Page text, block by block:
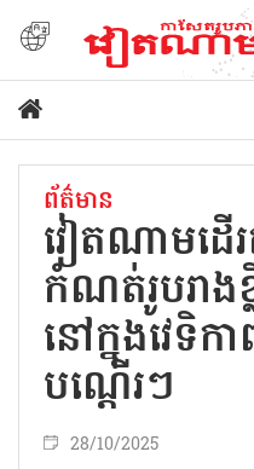
ព័ត៌មាន
វៀតណាមដើ
កំណត់រូបរាង
នៅក្នុងវេទិក
បណ្ដើរៗ
28/10/2025